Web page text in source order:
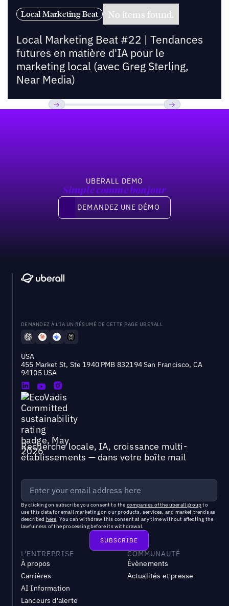
Local Marketing Beat No items found.
Local Marketing Beat #22 | Tendances
futures en matière d'IA pour le
marketing local (avec Greg Sterling,
Near Media)
UBERALL DEMO
Simple comme bonjour
Demandez une démo
DEMANDEZ UNE DÉMO
DEMANDEZ À L'IA UN RÉSUMÉ DE CETTE PAGE UBERALL
USA
455 Market St, Ste 1940 PMB 832194 San Francisco, CA
94105 USA
Recherche locale, IA, croissance multi-
établissements — dans votre boîte mail
By clicking on subscribe you consent to the companies of the uberall groupto
use this data for email marketing on our products, services, and market trends as
described here. You can withdraw this consent at any time without affecting the
lawfulness of the processing before its withdrawal.
L'ENTREPRISE
À propos
Carrières
AI Information
Lanceurs d'alerte
COMMUNAUTÉ
Évènements
Actualités et presse